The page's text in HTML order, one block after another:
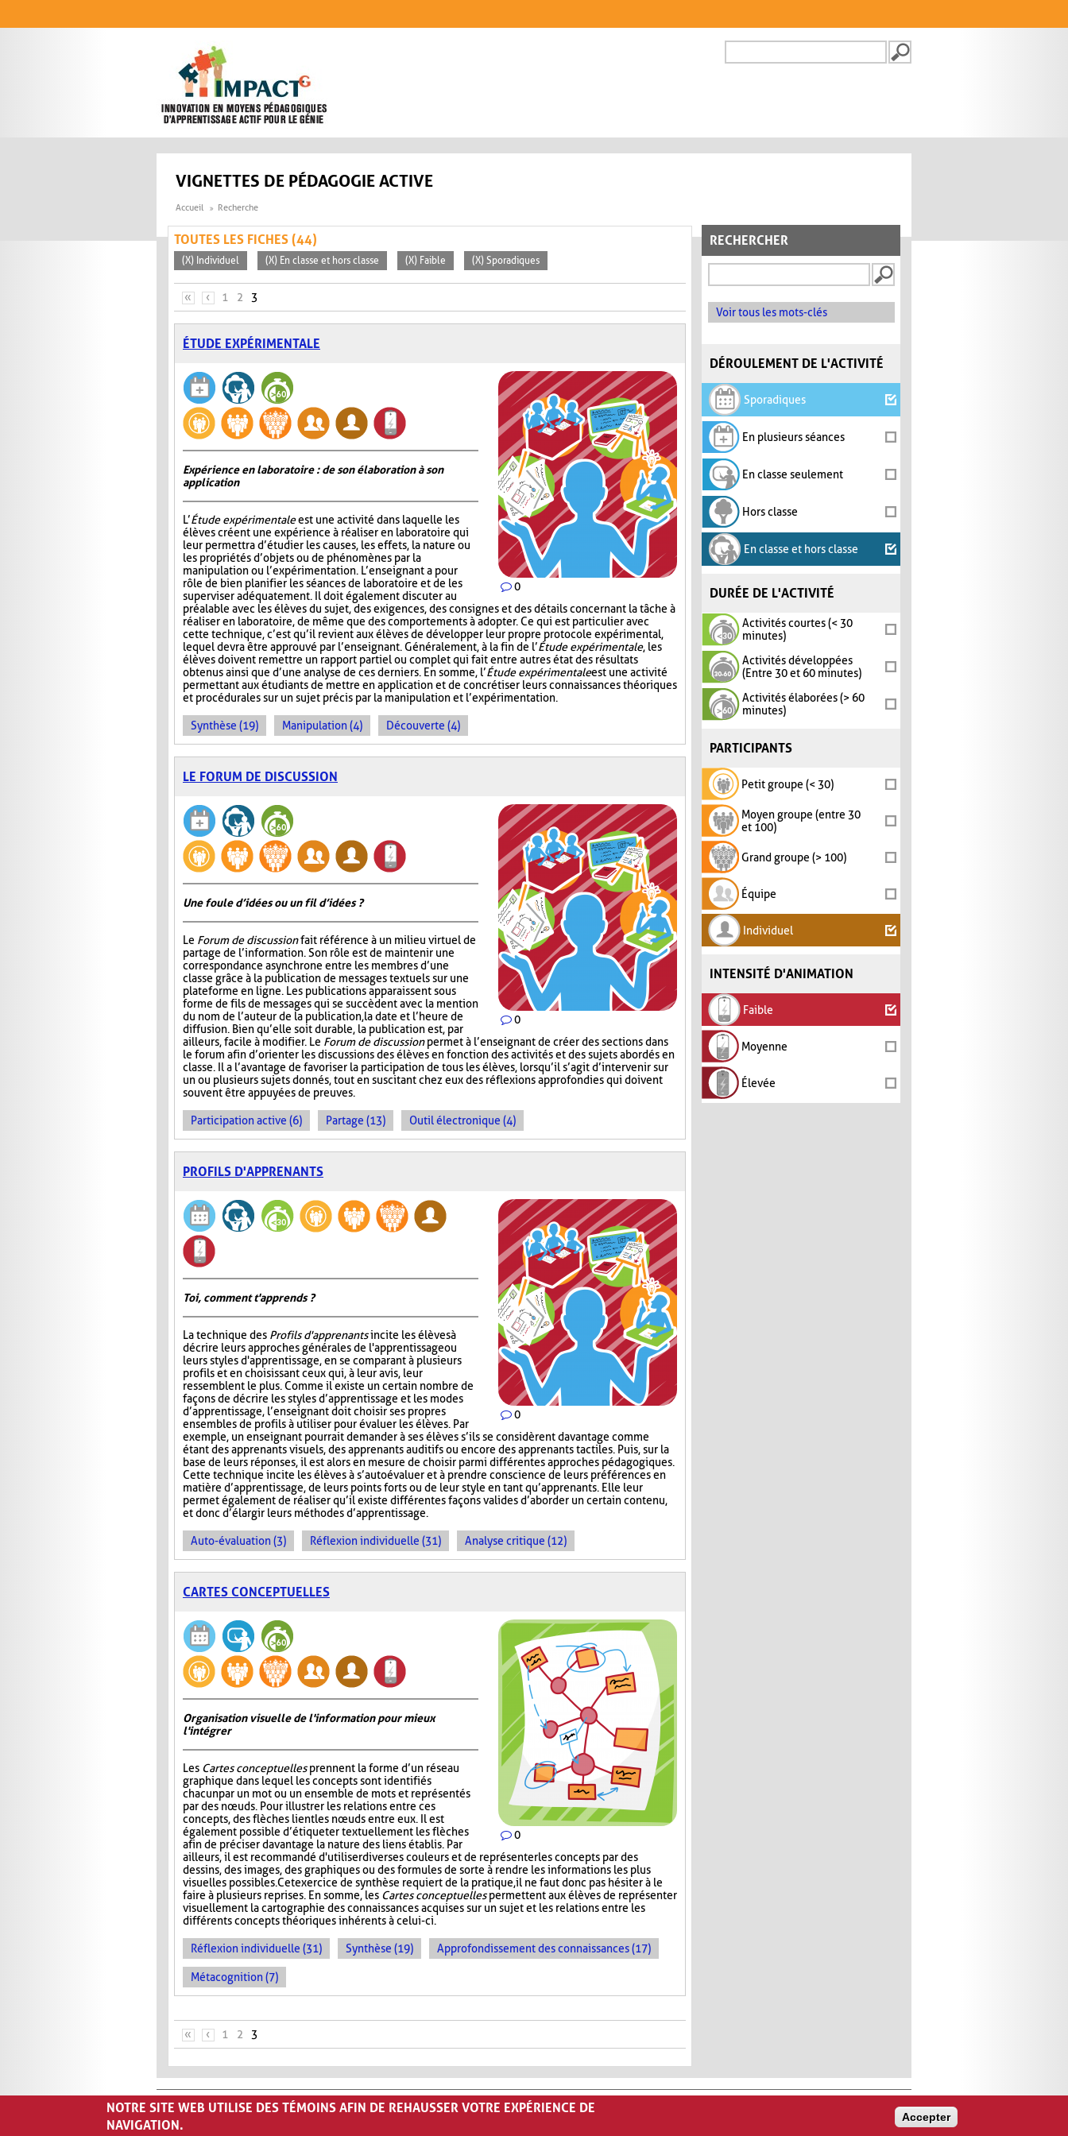
FORMULAIRE DE
VIGNETTES DE PÉDAGOGIE ACTIVE
Accueil Recherche
RECHERCHER
Voir tous les mots-clés
DÉROULEMENT DE L'ACTIVITÉ
Sporadiques
En plusieurs séances
En classe seulement
Hors classe
En classe et hors classe
DURÉE DE L'ACTIVITÉ
Activités courtes (< 30
minutes)
Activités développées
(Entre 30 et 60 minutes)
Activités élaborées (> 60
minutes)
PARTICIPANTS
Petit groupe (< 30)
Moyen groupe (entre 30
et 100)
Grand groupe (> 100)
Équipe
Individuel
INTENSITÉ D'ANIMATION
Faible
Moyenne
Élevée
TOUTES LES FICHES (44)
(X) Individuel (X) En classe et hors classe (X) Faible (X) Sporadiques
PAGES
« ‹ 1 2 3
ÉTUDE EXPÉRIMENTALE
0
Expérience en laboratoire : de son élaboration à son
application
L’Étude expérimentaleest une activité dans laquelle les
élèves créent une expérience à réaliser en laboratoire qui
leur permettra d’étudier les causes, les effets, la nature ou
les propriétés d’objets ou de phénomènes par la
manipulation ou l’expérimentation. L’enseignant a pour
rôle de bien planifier les séances de laboratoire et de les
superviser adéquatement. Il doit également discuter au
préalable avec les élèves du sujet, des exigences, des consignes et des détails concernant la tâche à
réaliser en laboratoire, de même que des comportements à adopter. Ce qui est particulier avec
cette technique, c’est qu’il revient aux élèves de développer leur propre protocole expérimental,
lequel devra être approuvé par l’enseignant. Généralement, à la fin de l’Étude expérimentale, les
élèves doivent remettre un rapport partiel ou complet qui fait entre autres état des résultats
obtenus ainsi que d’une analyse de ces derniers. En somme, l’Étude expérimentaleest une activité
permettant aux étudiants de mettre en application et de concrétiser leurs connaissances théoriques
et procédurales sur un sujet précis par la manipulation et l’expérimentation.
Synthèse (19) Manipulation (4) Découverte (4)
LE FORUM DE DISCUSSION
0
Une foule d’idées ou un fil d’idées ?
Le Forum de discussionfait référence à un milieu virtuel de
partage de l’information. Son rôle est de maintenir une
correspondance asynchrone entre les membres d’une
classe grâce à la publication de messages textuels sur une
plateforme en ligne. Les publications apparaissent sous
forme de fils de messages qui se succèdent avec la mention
du nom de l’auteur de la publication, la date et l’heure de
diffusion. Bien qu’elle soit durable, la publication est, par
ailleurs, facile à modifier. Le Forum de discussionpermet à l’enseignant de créer des sections dans
le forum afin d’orienter les discussions des élèves en fonction des activités et des sujets abordés en
classe. Il a l’avantage de favoriser la participation de tous les élèves, lorsqu’il s’agit d’intervenir sur
un ou plusieurs sujets donnés, tout en suscitant chez eux des réflexions approfondies qui doivent
souvent être appuyées de preuves.
Participation active (6) Partage (13) Outil électronique (4)
PROFILS D'APPRENANTS
0
Toi, comment t'apprends ?
La technique des Profils d'apprenantsincite les élèves à
décrire leurs approches générales de l'apprentissage ou
leurs styles d'apprentissage, en se comparant à plusieurs
profils et en choisissant ceux qui, à leur avis, leur
ressemblent le plus. Comme il existe un certain nombre de
façons de décrire les styles d’apprentissage et les modes
d’apprentissage, l’enseignant doit choisir ses propres
ensembles de profils à utiliser pour évaluer les élèves. Par
exemple, un enseignant pourrait demander à ses élèves s’ils se considèrent davantage comme
étant des apprenants visuels, des apprenants auditifs ou encore des apprenants tactiles. Puis, sur la
base de leurs réponses, il est alors en mesure de choisir parmi différentes approches pédagogiques.
Cette technique incite les élèves à s’autoévaluer et à prendre conscience de leurs préférences en
matière d’apprentissage, de leurs points forts ou de leur style en tant qu’apprenants. Elle leur
permet également de réaliser qu’il existe différentes façons valides d’aborder un certain contenu,
et donc d’élargir leurs méthodes d’apprentissage.
Auto-évaluation (3) Réflexion individuelle (31) Analyse critique (12)
CARTES CONCEPTUELLES
0
Organisation visuelle de l'information pour mieux
l'intégrer
Les Cartes conceptuellesprennent la forme d’un réseau
graphique dans lequel les concepts sont identifiés
chacun par un mot ou un ensemble de mots et représentés
par des nœuds. Pour illustrer les relations entre ces
concepts, des flèches lient les nœuds entre eux. Il est
également possible d’étiqueter textuellement les flèches
afin de préciser davantage la nature des liens établis. Par
ailleurs, il est recommandé d'utiliser diverses couleurs et de représenter les concepts par des
dessins, des images, des graphiques ou des formules de sorte à rendre les informations les plus
visuelles possibles. Cet exercice de synthèse requiert de la pratique, il ne faut donc pas hésiter à le
faire à plusieurs reprises. En somme, les Cartes conceptuellespermettent aux élèves de représenter
visuellement la cartographie des connaissances acquises sur un sujet et les relations entre les
différents concepts théoriques inhérents à celui-ci.
Réflexion individuelle (31) Synthèse (19) Approfondissement des connaissances (17)
Métacognition (7)
« ‹ 1 2 3
NOTRE SITE WEB UTILISE DES TÉMOINS AFIN DE REHAUSSER VOTRE EXPÉRIENCE DE
NAVIGATION.
Accepter